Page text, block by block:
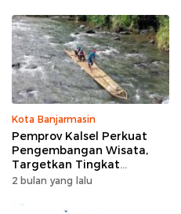
Kota Banjarmasin
Pemprov Kalsel Perkuat
Pengembangan Wisata,
Targetkan Tingkat
Kunjungan Naik 5 Persen di
2 bulan yang lalu